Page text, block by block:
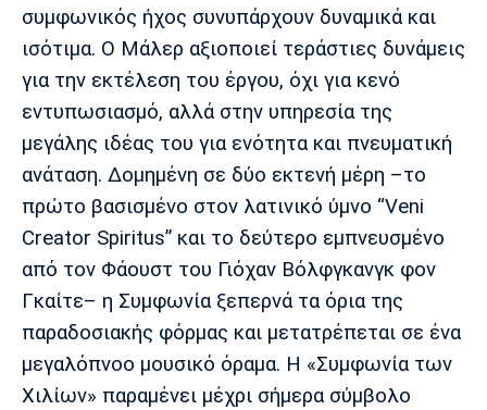
συμφωνικός ήχος συνυπάρχουν δυναμικά και
ισότιμα. Ο Μάλερ αξιοποιεί τεράστιες δυνάμεις
για την εκτέλεση του έργου, όχι για κενό
εντυπωσιασμό, αλλά στην υπηρεσία της
μεγάλης ιδέας του για ενότητα και πνευματική
ανάταση. Δομημένη σε δύο εκτενή μέρη –το
πρώτο βασισμένο στον λατινικό ύμνο “Veni
Creator Spiritus” και το δεύτερο εμπνευσμένο
από τον Φάουστ του Γιόχαν Βόλφγκανγκ φον
Γκαίτε– η Συμφωνία ξεπερνά τα όρια της
παραδοσιακής φόρμας και μετατρέπεται σε ένα
μεγαλόπνοο μουσικό όραμα. Η «Συμφωνία των
Χιλίων» παραμένει μέχρι σήμερα σύμβολο